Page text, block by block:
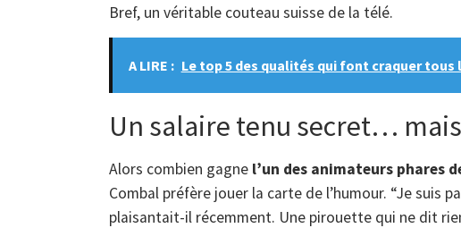
Bref, un véritable couteau suisse de la télé.
A LIRE : Le top 5 des qualités qui font craquer tous
Un salaire tenu secret…
Alors combien gagne l’un des animateurs phares
Combal préfère jouer la carte de l’humour. “Je suis
plaisantait-il récemment. Une pirouette qui ne dit